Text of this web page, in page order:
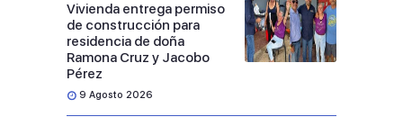
Vivienda entrega permiso
de construcción para
residencia de doña
Ramona Cruz y Jacobo
Pérez
9 Agosto 2026